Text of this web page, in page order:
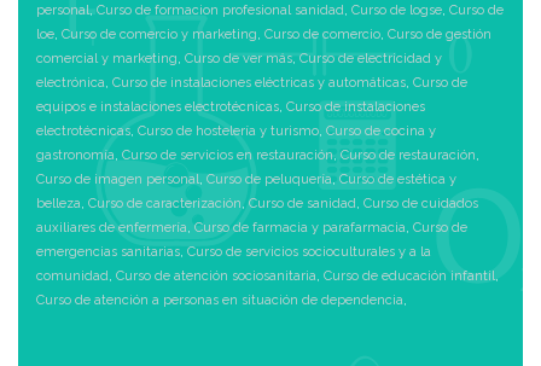
personal,Curso de formacion profesional sanidad, Curso de logse, Curso de
loe, Curso de comercio y marketing, Curso de comercio, Curso de gestión
comercial y marketing, Curso de ver más,Curso de electricidad y
electrónica, Curso de instalaciones eléctricas y automáticas, Curso de
equipos e instalaciones electrotécnicas, Curso de instalaciones
electrotécnicas, Curso de hostelería y turismo, Curso de cocina y
gastronomía, Curso de servicios en restauración, Curso de restauración,
Curso de imagen personal, Curso de peluquería,Curso de estética y
belleza, Curso de caracterización,Curso de sanidad, Curso de cuidados
auxiliares de enfermería,Curso de farmacia y parafarmacia, Curso de
emergencias sanitarias, Curso de servicios socioculturales y a la
comunidad, Curso de atención sociosanitaria, Curso de educación infantil,
Curso de atención a personas en situación de dependencia,